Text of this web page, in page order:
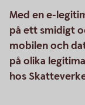
Med en e-
på ett smidigt
mobilen och
på olika
hos